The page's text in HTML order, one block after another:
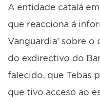
A entidade catalá
que reacciona á
Vanguardia' sobre o
do exdirectivo do
falecido, que Tebas
que tivo acceso ao